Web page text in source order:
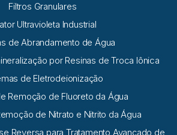
Filtros Granulares
Ultravioleta Industrial
de Abrandamento de Água
por Resinas de Troca Iônica
de Eletrodeionização
Remoção de Fluoreto da Água
de Nitrato e Nitrito da Água
Reversa para Tratamento Avançado de